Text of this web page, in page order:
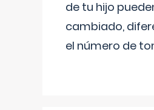
de tu hijo
cambiado,
el número de